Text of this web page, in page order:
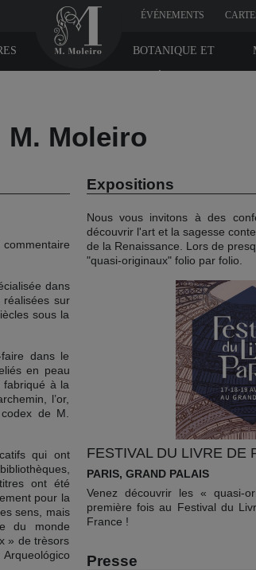
ÉVÉNEMENTS
BOTANIQUE ET
M. Moleiro
dans
sur
sous la
dans le
en peau
fabriqué à la
l’or,
de M.
qui ont
ont été
pour la
sens, mais
du monde
» de trèsors
Expositions
Nous vous invitons à des
découvrir l'art et la sagesse
de la Renaissance. Lors de
"quasi-originaux" folio par folio.
FESTIVAL DU LIVRE DE
PARIS, GRAND PALAIS
Venez découvrir les « quasi-
première fois au Festival du
France !
Presse